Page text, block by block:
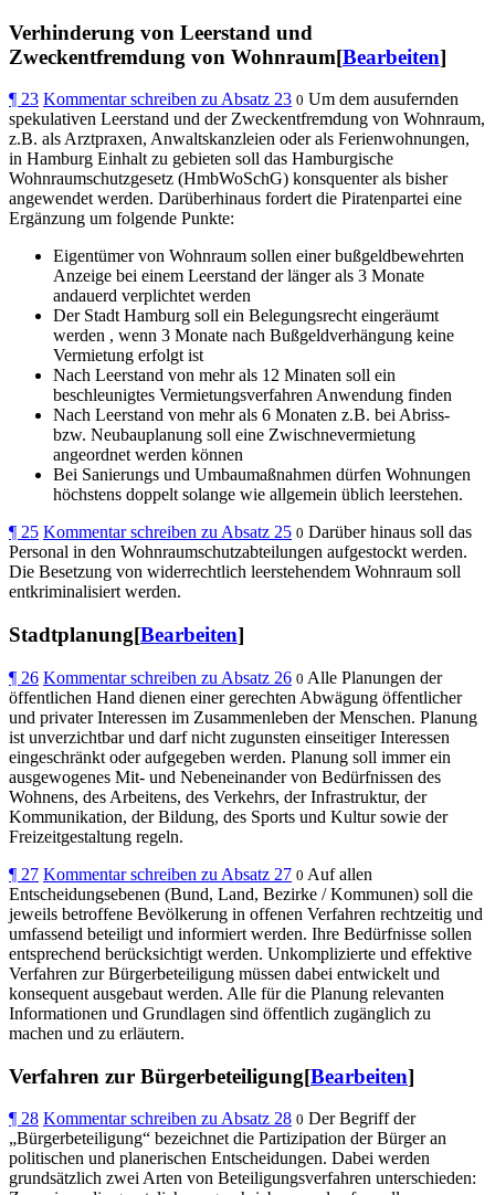
Verhinderung von Leerstand und
Zweckentfremdung von Wohnraum[Bearbeiten]
¶ 23 Kommentar schreiben zu Absatz 23 0 Um dem ausufernden
spekulativen Leerstand und der Zweckentfremdung von Wohnraum,
z.B. als Arztpraxen, Anwaltskanzleien oder als Ferienwohnungen,
in Hamburg Einhalt zu gebieten soll das Hamburgische
Wohnraumschutzgesetz (HmbWoSchG) konsquenter als bisher
angewendet werden. Darüberhinaus fordert die Piratenpartei eine
Ergänzung um folgende Punkte:
Eigentümer von Wohnraum sollen einer bußgeldbewehrten
Anzeige bei einem Leerstand der länger als 3 Monate
andauerd verplichtet werden
Der Stadt Hamburg soll ein Belegungsrecht eingeräumt
werden , wenn 3 Monate nach Bußgeldverhängung keine
Vermietung erfolgt ist
Nach Leerstand von mehr als 12 Minaten soll ein
beschleunigtes Vermietungsverfahren Anwendung finden
Nach Leerstand von mehr als 6 Monaten z.B. bei Abriss-
bzw. Neubauplanung soll eine Zwischnevermietung
angeordnet werden können
Bei Sanierungs und Umbaumaßnahmen dürfen Wohnungen
höchstens doppelt solange wie allgemein üblich leerstehen.
¶ 25 Kommentar schreiben zu Absatz 25 0 Darüber hinaus soll das
Personal in den Wohnraumschutzabteilungen aufgestockt werden.
Die Besetzung von widerrechtlich leerstehendem Wohnraum soll
entkriminalisiert werden.
Stadtplanung[Bearbeiten]
¶ 26 Kommentar schreiben zu Absatz 26 0 Alle Planungen der
öffentlichen Hand dienen einer gerechten Abwägung öffentlicher
und privater Interessen im Zusammenleben der Menschen. Planung
ist unverzichtbar und darf nicht zugunsten einseitiger Interessen
eingeschränkt oder aufgegeben werden. Planung soll immer ein
ausgewogenes Mit- und Nebeneinander von Bedürfnissen des
Wohnens, des Arbeitens, des Verkehrs, der Infrastruktur, der
Kommunikation, der Bildung, des Sports und Kultur sowie der
Freizeitgestaltung regeln.
¶ 27 Kommentar schreiben zu Absatz 27 0 Auf allen
Entscheidungsebenen (Bund, Land, Bezirke / Kommunen) soll die
jeweils betroffene Bevölkerung in offenen Verfahren rechtzeitig und
umfassend beteiligt und informiert werden. Ihre Bedürfnisse sollen
entsprechend berücksichtigt werden. Unkomplizierte und effektive
Verfahren zur Bürgerbeteiligung müssen dabei entwickelt und
konsequent ausgebaut werden. Alle für die Planung relevanten
Informationen und Grundlagen sind öffentlich zugänglich zu
machen und zu erläutern.
Verfahren zur Bürgerbeteiligung[Bearbeiten]
¶ 28 Kommentar schreiben zu Absatz 28 0 Der Begriff der
„Bürgerbeteiligung“ bezeichnet die Partizipation der Bürger an
politischen und planerischen Entscheidungen. Dabei werden
grundsätzlich zwei Arten von Beteiligungsverfahren unterschieden: